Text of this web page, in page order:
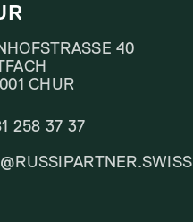
40
CHUR
258 37 37